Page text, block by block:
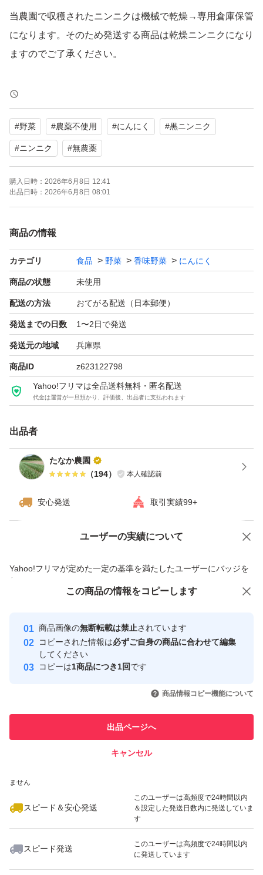
当農園で収穫されたニンニクは機械で乾燥→専用倉庫保管
になります。そのため発送する商品は乾燥ニンニクになり
ますのでご了承ください。
主に四国九州地方で収穫されるこの『嘉定種』という品種
はあっさりした味わいで味や香りがマイルドなのが特徴で
す！
黒にんにくや揚げニンニク、ホイル焼きにしても非常に食
べやすいのでオススメです(*^^*)
んので、種としても使用可能です。
（最近気温が高くなっておりますので発送中に芽が出てし
まう可能性がございます。予めご了承ください。）
黒にんにく作りにも適しておりますのでぜひ試してみて下
さい！
5kg、10kgなど大量に購入希望の方はお申し付け下さい。
#にんにく
#ニンニク
#乾燥ニンニク
#黒にんにく
#玉ねぎ
#にんにく料理
#白にんにく
#白ニンニク
#野菜 #農薬不使用 #にんにく #黒ニンニク
#ニンニク #無農薬
購入日時： 2026年6月8日 12:41
出品日時： 2026年6月8日 08:01
商品の情報
カテゴリ 食品 野菜 香味野菜 にんにく
商品の状態 未使用
配送の方法 おてがる配送（日本郵便）
発送までの日数 1〜2日で発送
発送元の地域 兵庫県
商品ID z623122798
Yahoo!フリマは全品送料無料・匿名配送
代金は運営が一旦預かり、評価後、出品者に支払われます
出品者
たなか農園
（194） 本人確認前
安心発送 取引実績99+
ユーザーの実績について
Yahoo!フリマが定めた一定の基準を満たしたユーザーにバッジを
付与しています
安心取引出品者
心・安全なユーザーです
取引実績
引を完了させた実績があります
での取引実績があります
ません
スピード＆安心発送
このユーザーは高頻度で24時間以内
＆設定した発送日数内に発送していま
す
スピード発送
このユーザーは高頻度で24時間以内
に発送しています
価格の相談 商品への質問
この商品の情報をコピーします
商品画像の無断転載は禁止されています
コピーされた情報は必ずご自身の商品に合わせて編集
してください
コピーは1商品につき1回です
商品情報コピー機能について
出品ページへ
キャンセル
この商品をみている人にオススメ
いいね！
1,300